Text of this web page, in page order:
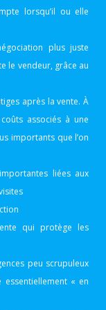
lorsqu’il ou elle
plus juste
le vendeur, grâce au
après la vente. À
associés à une
importants que l’on
liées aux
qui protège les
peu scrupuleux
« en